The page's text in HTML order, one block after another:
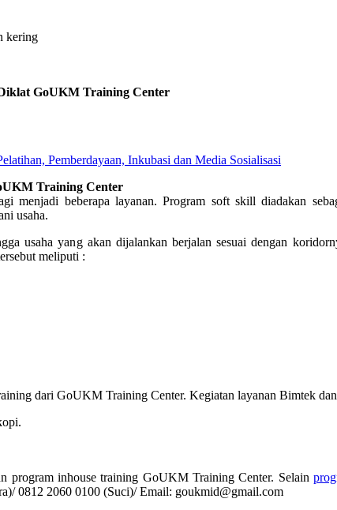
kering
GoUKM Training Center
Pemberdayaan, Inkubasi dan Media Sosialisasi
Training Center
beberapa layanan. Program soft skill diadakan
usaha.
usaha yang akan dijalankan berjalan sesuai dengan
meliputi :
dari GoUKM Training Center. Kegiatan layanan Bimtek
program inhouse training GoUKM Training Center. Selain
0812 2060 0100 (Suci)/ Email: goukmid@gmail.com